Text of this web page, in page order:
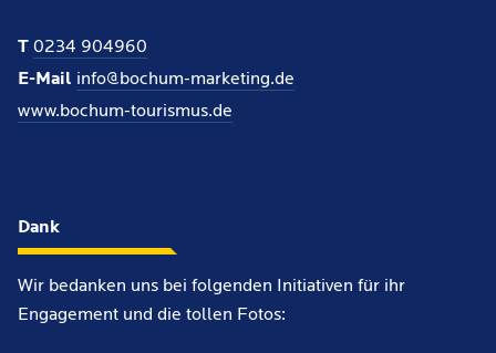
T 0234 904960
E-Mail info@bochum-marketing.de
www.bochum-tourismus.de
Dank
Wir bedanken uns bei folgenden Initiativen für ihr
Engagement und die tollen Fotos: